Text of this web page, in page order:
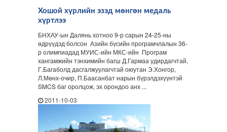
Хошой хүрлийн эзэд мөнгөн медаль
хүртлээ
БНХАУ-ын Далянь хотноо 9-р сарын 24-25-ны
өдрүүдэд болсон Азийн бүсийн програмчлалын 36-
р олимпиадад МУИС-ийн МКС-ийн Програм
хангамжийн тэнхимийн багш Д.Гармаа удирдагчтай,
Г.Багаболд дасгалжуулагчтай оюутан Э.Хонгор,
Л.Мөнх-очир, П.Баасанбат нарын бүрэлдэхүүнтэй
SMCS баг оролцож, эх орондоо анх ...
2011-10-03